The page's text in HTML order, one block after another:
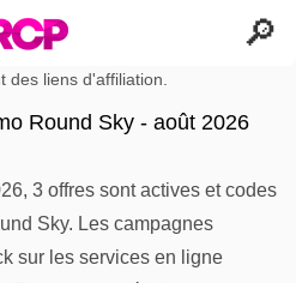
des liens d'affiliation.
Round Sky - août 2026
3 offres sont actives et codes
Sky. Les campagnes
sur les services en ligne